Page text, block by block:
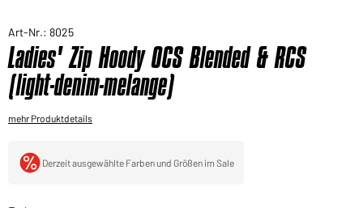
Art-Nr.: 8025
Ladies' Zip Hoody OCS Blended & RCS
(light-denim-melange)
mehr Produktdetails
Derzeit ausgewählte Farben und Größen im Sale